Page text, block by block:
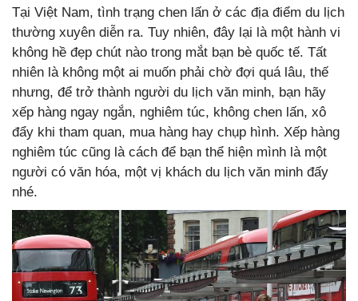
Tại Việt Nam, tình trạng chen lấn ở các địa điểm du lịch
thường xuyên diễn ra. Tuy nhiên, đây lại là một hành vi
không hề đẹp chút nào trong mắt bạn bè quốc tế. Tất
nhiên là không một ai muốn phải chờ đợi quá lâu, thế
nhưng, để trở thành người du lịch văn minh, bạn hãy
xếp hàng ngay ngắn, nghiêm túc, không chen lấn, xô
đẩy khi tham quan, mua hàng hay chụp hình. Xếp hàng
nghiêm túc cũng là cách để bạn thể hiện mình là một
người có văn hóa, một vị khách du lịch văn minh đấy
nhé.